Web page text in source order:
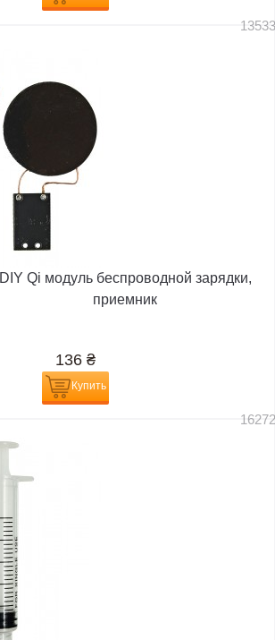
DIY Qi модуль беспроводной зарядки,
приемник
136 ₴
Купить